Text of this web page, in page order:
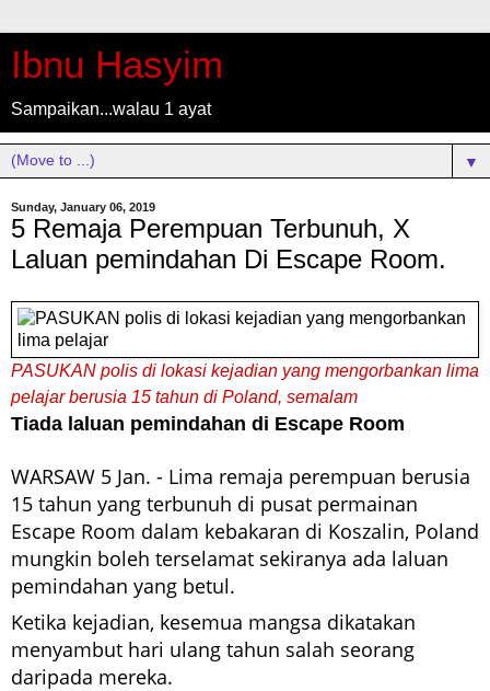
Ibnu Hasyim
Sampaikan...walau 1 ayat
▼
Sunday, January 06, 2019
5 Remaja Perempuan Terbunuh, X
Laluan pemindahan Di Escape Room.
PASUKAN polis di lokasi kejadian yang mengorbankan lima
pelajar berusia 15 tahun di Poland, semalam
Tiada laluan pemindahan di Escape Room
WARSAW 5 Jan. - Lima remaja perempuan berusia
15 tahun yang terbunuh di pusat permainan
Escape Room dalam kebakaran di Koszalin, Poland
mungkin boleh terselamat sekiranya ada laluan
pemindahan yang betul.
Ketika kejadian, kesemua mangsa dikatakan
menyambut hari ulang tahun salah seorang
daripada mereka.